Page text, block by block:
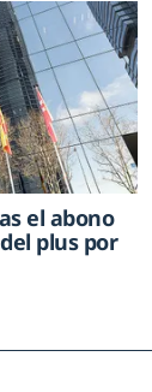
el abono
plus por